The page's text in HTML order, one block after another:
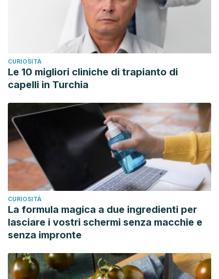
CURIOSITÀ
Le 10 migliori cliniche di trapianto di
capelli in Turchia
CURIOSITÀ
La formula magica a due ingredienti per
lasciare i vostri schermi senza macchie e
senza impronte